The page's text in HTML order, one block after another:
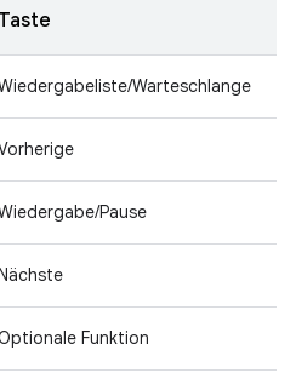
Taste
Warteschlange
Pause
Funktion